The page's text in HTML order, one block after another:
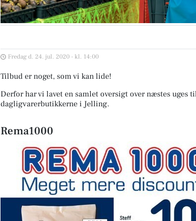
Fredag d. 24. jul. 2020 - kl. 14:00
Tilbud er noget, som vi kan lide!
Derfor har vi lavet en samlet oversigt over næstes uges
dagligvarerbutikkerne i Jelling.
Rema1000